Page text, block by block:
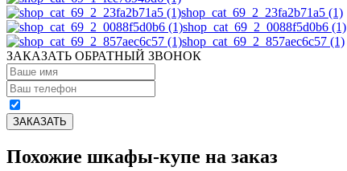
shop_cat_69_2_23fa2b71a5 (1)
shop_cat_69_2_0088f5d0b6 (1)
shop_cat_69_2_857aec6c57 (1)
ЗАКАЗАТЬ ОБРАТНЫЙ ЗВОНОК
Похожие шкафы-купе на заказ